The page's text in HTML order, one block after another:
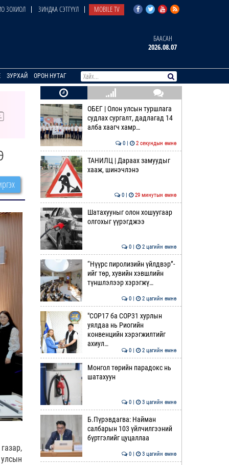
ЗОХИОЛ ЗИНДАА СЭТГҮҮЛ MOBILE TV
БААСАН
2026.08.07
ЗУРХАЙ ОРОН НУТАГ
ОБЕГ | Олон улсын туршлага
судлах сургалт, дадлагад 14
алба хаагч хамр…
0 | 2 секундын өмнө
ТАНИЛЦ | Дараах замуудыг
хааж, шинэчлэнэ
0 | 29 минутын өмнө
Шатахууныг олон хошуугаар
олгохыг үүрэгджээ
0 | 2 цагийн өмнө
“Нүүрс пиролизийн үйлдвэр”-
ийг төр, хувийн хэвшлийн
түншлэлээр хэрэгжү…
0 | 2 цагийн өмнө
"COP17 ба COP31 хурлын
уялдаа нь Риогийн
конвенцийн хэрэгжилтийг
ахиул…
0 | 2 цагийн өмнө
Монгол төрийн парадокс нь
шатахуун
0 | 3 цагийн өмнө
Б.Пүрэвдагва: Найман
салбарын 103 үйлчилгээний
бүртгэлийг цуцаллаа
0 | 3 цагийн өмнө